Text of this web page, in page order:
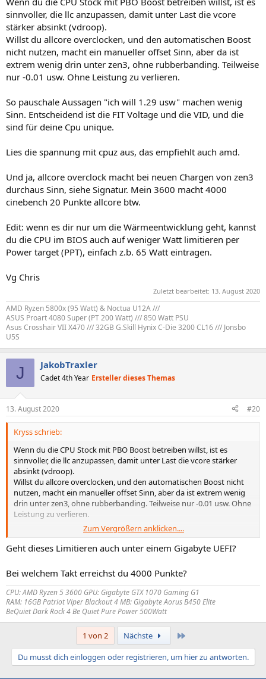
sinnvoller, die llc anzupassen, damit unter Last die vcore
stärker absinkt (vdroop).
Willst du allcore overclocken, und den automatischen Boost
nicht nutzen, macht ein manueller offset Sinn, aber da ist
extrem wenig drin unter zen3, ohne rubberbanding. Teilweise
nur -0.01 usw. Ohne Leistung zu verlieren.
So pauschale Aussagen "ich will 1.29 usw" machen wenig
Sinn. Entscheidend ist die FIT Voltage und die VID, und die
sind für deine Cpu unique.
Lies die spannung mit cpuz aus, das empfiehlt auch amd.
Und ja, allcore overclock macht bei neuen Chargen von zen3
durchaus Sinn, siehe Signatur. Mein 3600 macht 4000
cinebench 20 Punkte allcore btw.
Edit: wenn es dir nur um die Wärmeentwicklung geht, kannst
du die CPU im BIOS auch auf weniger Watt limitieren per
Power target (PPT), einfach z.b. 65 Watt eintragen.
Vg Chris
Zuletzt bearbeitet: 13. August 2020
AMD Ryzen 5800x (95 Watt) & Noctua U12A ///
ASUS Proart 4080 Super (PT 200 Watt) /// 850 Watt PSU
Asus Crosshair VII X470 /// 32GB G.Skill Hynix C-Die 3200 CL16 /// Jonsbo
U5S
J JakobTraxler
Cadet 4th Year Ersteller dieses Themas
13. August 2020 #20
Kryss schrieb:
Wenn du die CPU Stock mit PBO Boost betreiben willst, ist es
sinnvoller, die llc anzupassen, damit unter Last die vcore stärker
absinkt (vdroop).
Willst du allcore overclocken, und den automatischen Boost nicht
nutzen, macht ein manueller offset Sinn, aber da ist extrem wenig
drin unter zen3, ohne rubberbanding. Teilweise nur -0.01 usw. Ohne
Leistung zu verlieren.
So pauschale Aussagen "ich will 1.29 usw" machen wenig Sinn.
Entscheidend ist die FIT Voltage und die VID, und die sind für deine
Lies die spannung mit cpuz aus, das empfiehlt auch amd.
Und ja, allcore overclock macht bei neuen Chargen von zen3
durchaus Sinn, siehe Signatur. Mein 3600 macht 4000 cinebench 20
Punkte allcore btw.
Edit: wenn es dir nur um die Wärmeentwicklung geht, kannst du die
CPU im BIOS auch auf weniger Watt limitieren per Power target
(PPT), einfach z.b. 65 Watt eintragen.
Zum Vergrößern anklicken....
Geht dieses Limitieren auch unter einem Gigabyte UEFI?
Bei welchem Takt erreichst du 4000 Punkte?
CPU: AMD Ryzen 5 3600 GPU: Gigabyte GTX 1070 Gaming G1
RAM: 16GB Patriot Viper Blackout 4 MB: Gigabyte Aorus B450 Elite
BeQuiet Dark Rock 4 Be Quiet Pure Power 500Watt
1 von 2 Nächste
Du musst dich einloggen oder registrieren, um hier zu antworten.